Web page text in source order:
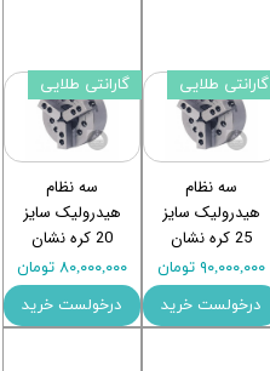
سه نظام
هیدرولیک سایز
25 کره نشان
۹۰,۰۰۰,۰۰۰ تومان
درخولست خرید
گارانتی طلایی
سه نظام
هیدرولیک سایز
20 کره نشان
۸۰,۰۰۰,۰۰۰ تومان
درخولست خرید
گارانتی طلایی